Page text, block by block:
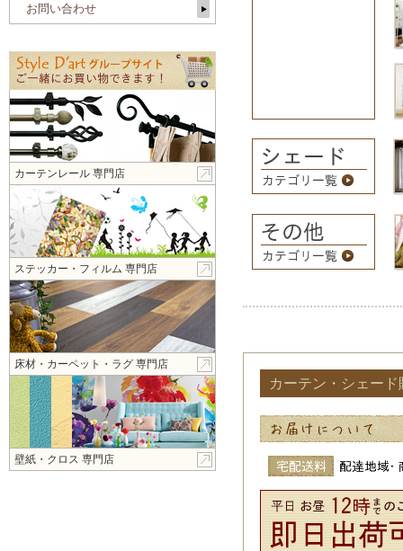
カーテン・シェー
お問い合わせ
カーテンレール 専門店
ステッカー・フィルム 専門店
床材・カーペット・ラグ 専門店
壁紙・クロス 専門店